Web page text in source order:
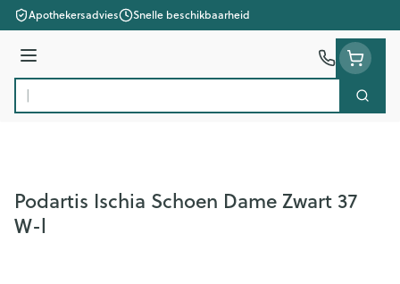
Ga naar de inhoud
Apothekersadvies Snelle beschikbaarheid
Menu
Product, merk, categorie...
Zoek
Podartis Ischia Schoen Dame Zwart 37
W-l